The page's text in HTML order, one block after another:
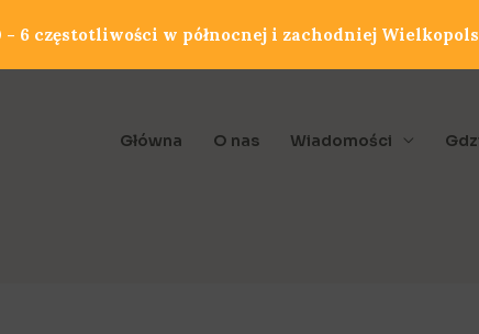
Główna O nas Wiadomości
6 częstotliwości w północnej i zachodniej